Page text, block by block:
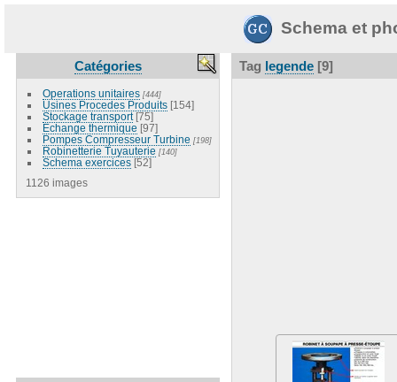
Schema et
Catégories
Operations unitaires [444]
Usines Procedes Produits [154]
Stockage transport [75]
Echange thermique [97]
Pompes Compresseur Turbine [198]
Robinetterie Tuyauterie [140]
Schema exercices [52]
1126 images
Tag legende[9]